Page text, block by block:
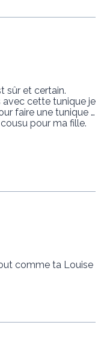
sûr et certain.
avec cette tunique je
faire une tunique …
cousu pour ma fille.
comme ta Louise